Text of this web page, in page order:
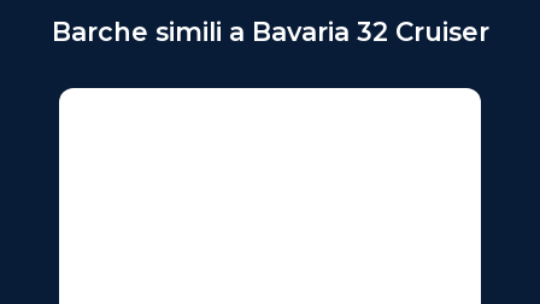
Barche simili a Bavaria 32 Cruiser